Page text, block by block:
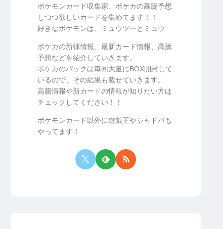
ポケモンカード収集家、ポケカの高騰予想
しつつ欲しいカードを集めてます！！
好きなポケモンは、ミュウツーとミュウ
ポケカの新弾情報、最新カード情報、高騰
予想などを紹介していきます。
ポケカのパックは毎回大量にBOX開封して
いるので、その結果も載せていきます。
高騰情報や新カードの情報が知りたい方は
チェックしてください！！
ポケモンカード以外に遊戯王やシャドバも
やってます！